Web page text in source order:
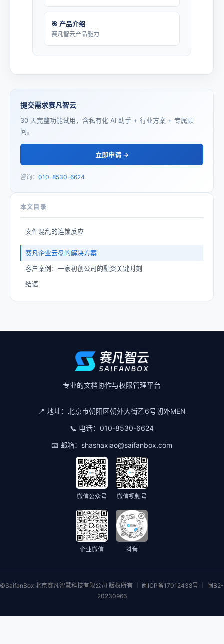
🎯 产品介绍
赛凡智云产品能力
提交需求赛凡智云
30 天完整功能试用，含私有化 AI 助手 + 行业方案 + 专属顾
问。
立即申请 →
咨询： 010-8530-6624
本文目录
文件混乱的连锁反应
赛凡企业云盘的解决方案
客户案例：一家初创公司的融资关键时刻
结语
专业的文档协作与权限管理平台
📍 地址： 北京市朝阳区朝外大街乙6号朝外MEN
📞 电话： 010-8530-6624
📧 邮箱： shashaxiao@saifanbox.com
微信公众号 微信视频号
企业微信 抖音
©SaifanBox 北京赛凡智慧科技有限公司 版权所有 ｜ 闽ICP备17012438号 ｜ 闽B2-
20230966